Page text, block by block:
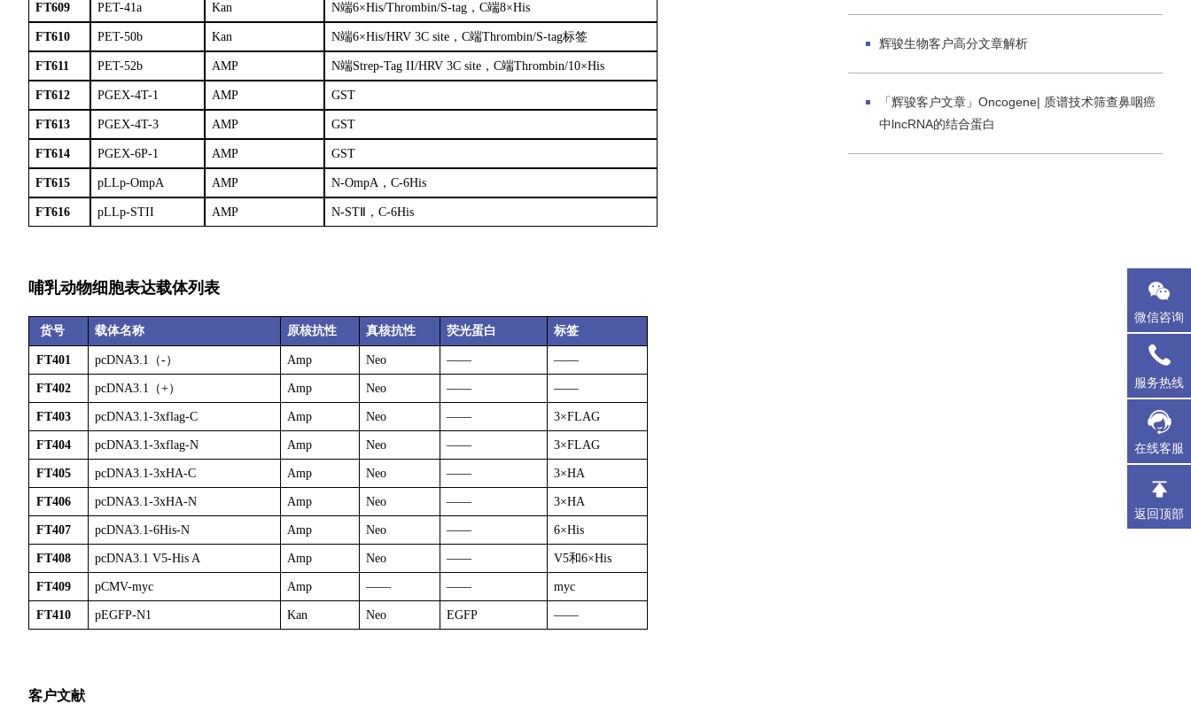
FT609 PET-41a Kan N端6×His/Thrombin/S-tag，C端8×His
FT610 PET-50b Kan N端6×His/HRV 3C site，C端Thrombin/S-tag标签
FT611 PET-52b AMP N端Strep-Tag II/HRV 3C site，C端Thrombin/10×His
FT612 PGEX-4T-1 AMP GST
FT613 PGEX-4T-3 AMP GST
FT614 PGEX-6P-1 AMP GST
FT615 pLLp-OmpA AMP N-OmpA，C-6His
FT616 pLLp-STII AMP N-STⅡ，C-6His
哺乳动物细胞表达载体列表
货号 载体名称 原核抗性 真核抗性 荧光蛋白 标签
FT401 pcDNA3.1（-） Amp Neo —— ——
FT402 pcDNA3.1（+） Amp Neo —— ——
FT403 pcDNA3.1-3xflag-C Amp Neo —— 3×FLAG
FT404 pcDNA3.1-3xflag-N Amp Neo —— 3×FLAG
FT405 pcDNA3.1-3xHA-C Amp Neo —— 3×HA
FT406 pcDNA3.1-3xHA-N Amp Neo —— 3×HA
FT407 pcDNA3.1-6His-N Amp Neo —— 6×His
FT408 pcDNA3.1 V5-His A Amp Neo —— V5和6×His
FT409 pCMV-myc Amp —— —— myc
FT410 pEGFP-N1 Kan Neo EGFP ——
客户文献
辉骏生物客户高分文章解析
「辉骏客户文章」Oncogene| 质谱技术筛查鼻咽癌
中lncRNA的结合蛋白
微信咨询
服务热线
在线客服
返回顶部